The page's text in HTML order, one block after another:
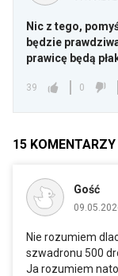
Nic z tego,
będzie
prawicę będą
39 0
15 KOMENTARZY
Gość
Nie rozumiem
szwadronu 500
Ja rozumiem